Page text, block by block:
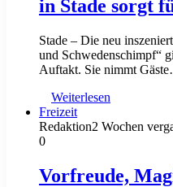
in Stade sorgt
Stade – Die neu
und Schwedenschimpf“
Auftakt. Sie nimmt
Weiterlesen
Freizeit
Redaktion2 Wochen
0
Vorfreude,